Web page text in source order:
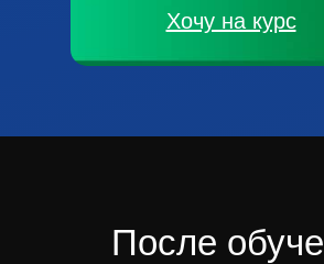
Хочу на курс
После